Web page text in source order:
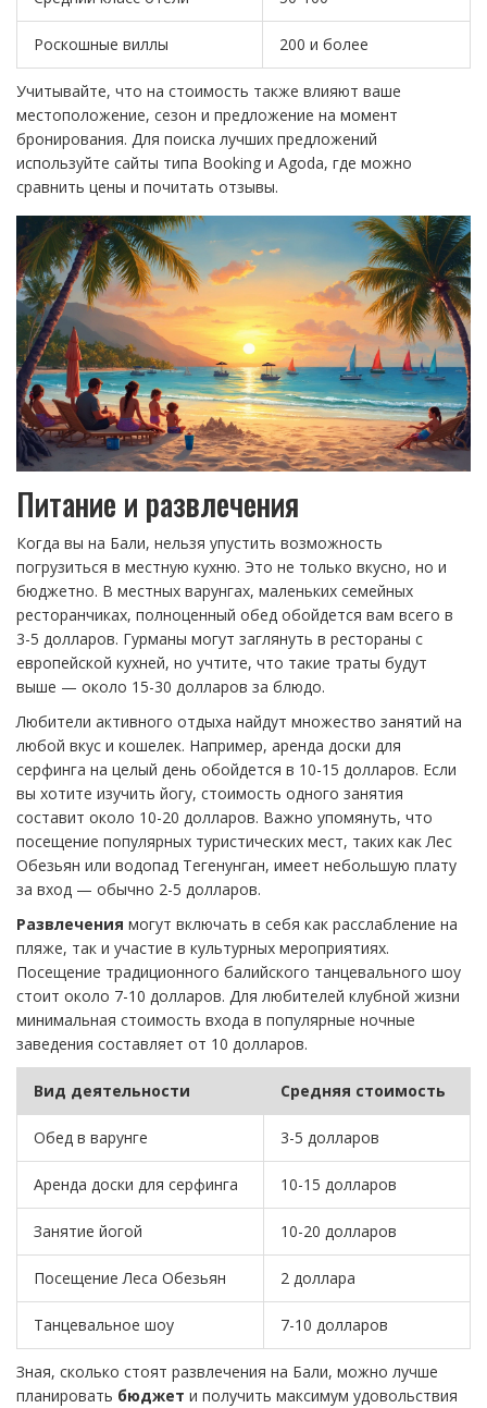
Роскошные виллы 200 и более
Учитывайте, что на стоимость также влияют ваше
местоположение, сезон и предложение на момент
бронирования. Для поиска лучших предложений
используйте сайты типа Booking и Agoda, где можно
сравнить цены и почитать отзывы.
Питание и развлечения
Когда вы на Бали, нельзя упустить возможность
погрузиться в местную кухню. Это не только вкусно, но и
бюджетно. В местных варунгах, маленьких семейных
ресторанчиках, полноценный обед обойдется вам всего в
3-5 долларов. Гурманы могут заглянуть в рестораны с
европейской кухней, но учтите, что такие траты будут
выше — около 15-30 долларов за блюдо.
Любители активного отдыха найдут множество занятий на
любой вкус и кошелек. Например, аренда доски для
серфинга на целый день обойдется в 10-15 долларов. Если
вы хотите изучить йогу, стоимость одного занятия
составит около 10-20 долларов. Важно упомянуть, что
посещение популярных туристических мест, таких как Лес
Обезьян или водопад Тегенунган, имеет небольшую плату
за вход — обычно 2-5 долларов.
Развлечения могут включать в себя как расслабление на
пляже, так и участие в культурных мероприятиях.
Посещение традиционного балийского танцевального шоу
стоит около 7-10 долларов. Для любителей клубной жизни
минимальная стоимость входа в популярные ночные
заведения составляет от 10 долларов.
Вид деятельности Средняя стоимость
Обед в варунге 3-5 долларов
Аренда доски для серфинга 10-15 долларов
Занятие йогой 10-20 долларов
Посещение Леса Обезьян 2 доллара
Танцевальное шоу 7-10 долларов
Зная, сколько стоят развлечения на Бали, можно лучше
планировать бюджет и получить максимум удовольствия